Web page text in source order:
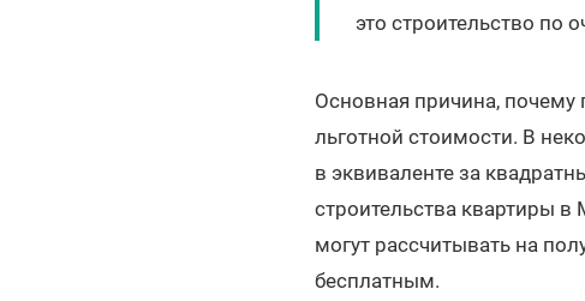
это строительство
Основная причина, почему
льготной стоимости. В
в эквиваленте за
строительства квартиры
могут рассчитывать на
бесплатным.